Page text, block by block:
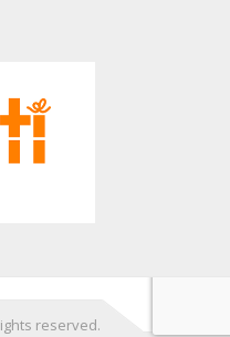
reserved.